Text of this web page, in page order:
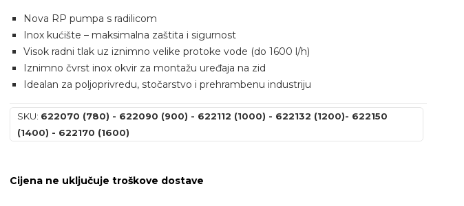
Nova RP pumpa s radilicom
Inox kućište – maksimalna zaštita i sigurnost
Visok radni tlak uz iznimno velike protoke vode (do 1600 l/h)
Iznimno čvrst inox okvir za montažu uređaja na zid
Idealan za poljoprivredu, stočarstvo i prehrambenu industriju
SKU: 622070 (780) - 622090 (900) - 622112 (1000) - 622132 (1200)- 622150
(1400) - 622170 (1600)